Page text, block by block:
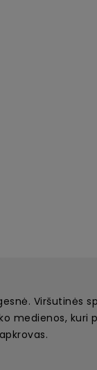
Viršutinės
medienos, kuri